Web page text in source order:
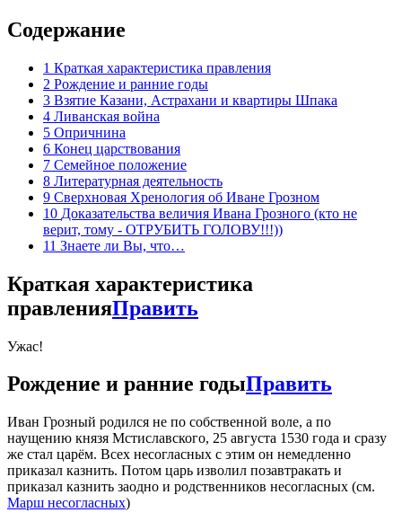
Содержание
1 Краткая характеристика правления
2 Рождение и ранние годы
3 Взятие Казани, Астрахани и квартиры Шпака
4 Ливанская война
5 Опричнина
6 Конец царствования
7 Семейное положение
8 Литературная деятельность
9 Сверхновая Хренология об Иване Грозном
10 Доказательства величия Ивана Грозного (кто не
верит, тому - ОТРУБИТЬ ГОЛОВУ!!!))
11 Знаете ли Вы, что…
Краткая характеристика
правленияПравить
Ужас!
Рождение и ранние годыПравить
Иван Грозный родился не по собственной воле, а по
наущению князя Мстиславского, 25 августа 1530 года и сразу
же стал царём. Всех несогласных с этим он немедленно
приказал казнить. Потом царь изволил позавтракать и
приказал казнить заодно и родственников несогласных (см.
Марш несогласных)